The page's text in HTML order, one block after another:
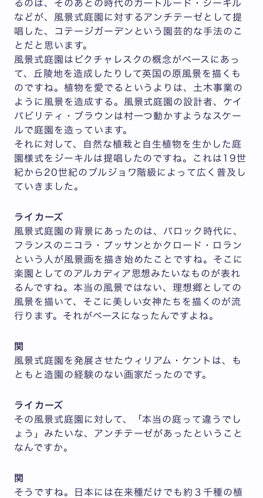
るのは、そのあとの時代のガートルード・ジーキル
などが、風景式庭園に対するアンチテーゼとして提
唱した、コテージガーデンという園芸的な手法のこ
とだと思います。
風景式庭園はピクチャレスクの概念がベースにあっ
て、丘陵地を造成したりして英国の原風景を描くも
のですね。植物を愛でるというよりは、土木事業の
ように風景を造成する。風景式庭園の設計者、ケイ
パビリティ・ブラウンは村一つ動かすようなスケー
ルで庭園を造っています。
それに対して、自然な植栽と自生植物を生かした庭
園様式をジーキルは提唱したのですね。これは19世
紀から20世紀のブルジョワ階級によって広く普及し
ていきました。
ライカーズ
風景式庭園の背景にあったのは、バロック時代に、
フランスのニコラ・プッサンとかクロード・ロラン
という人が風景画を描き始めたことですね。そこに
楽園としてのアルカディア思想みたいなものが表れ
るんですね。本当の風景ではない、理想郷としての
風景を描いて、そこに美しい女神たちを描くのが流
行ります。それがベースになったんですよね。
関
風景式庭園を発展させたウィリアム・ケントは、も
ともと造園の経験のない画家だったのです。
ライカーズ
その風景式庭園に対して、「本当の庭って違うでし
ょう」みたいな、アンチテーゼがあったということ
なんですか。
関
そうですね。日本には在来種だけでも約３千種の植